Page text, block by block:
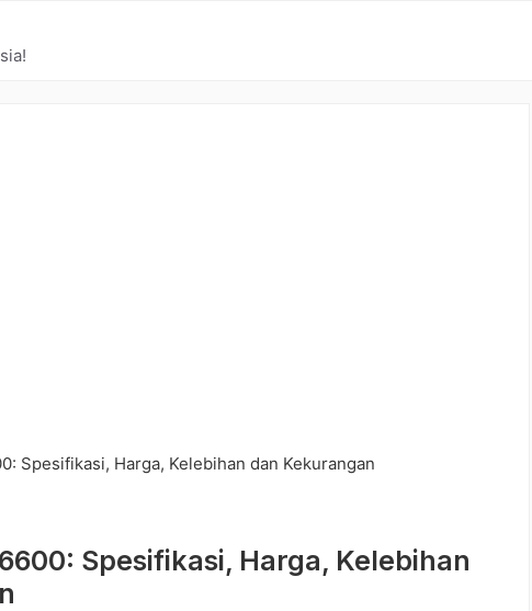
Spesifikasi, Harga, Kelebihan dan Kekurangan
Spesifikasi, Harga, Kelebihan